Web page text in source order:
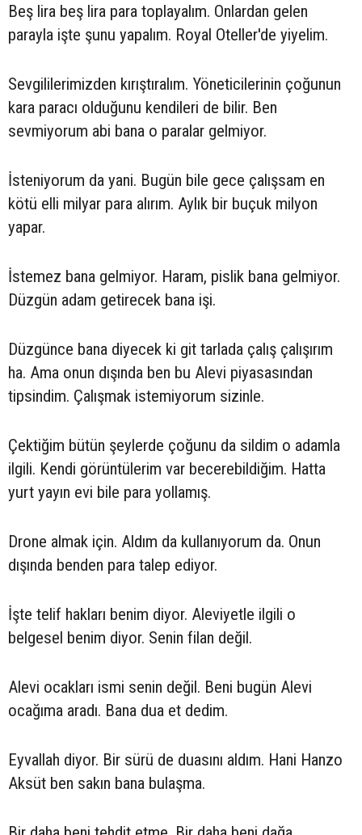
Beş lira beş lira para toplayalım. Onlardan gelen
parayla işte şunu yapalım. Royal Oteller'de yiyelim.
Sevgililerimizden kırıştıralım. Yöneticilerinin çoğunun
kara paracı olduğunu kendileri de bilir. Ben
sevmiyorum abi bana o paralar gelmiyor.
İsteniyorum da yani. Bugün bile gece çalışsam en
kötü elli milyar para alırım. Aylık bir buçuk milyon
yapar.
İstemez bana gelmiyor. Haram, pislik bana gelmiyor.
Düzgün adam getirecek bana işi.
Düzgünce bana diyecek ki git tarlada çalış çalışırım
ha. Ama onun dışında ben bu Alevi piyasasından
tipsindim. Çalışmak istemiyorum sizinle.
Çektiğim bütün şeylerde çoğunu da sildim o adamla
ilgili. Kendi görüntülerim var becerebildiğim. Hatta
yurt yayın evi bile para yollamış.
Drone almak için. Aldım da kullanıyorum da. Onun
dışında benden para talep ediyor.
İşte telif hakları benim diyor. Aleviyetle ilgili o
belgesel benim diyor. Senin filan değil.
Alevi ocakları ismi senin değil. Beni bugün Alevi
ocağıma aradı. Bana dua et dedim.
Eyvallah diyor. Bir sürü de duasını aldım. Hani Hanzo
Aksüt ben sakın bana bulaşma.